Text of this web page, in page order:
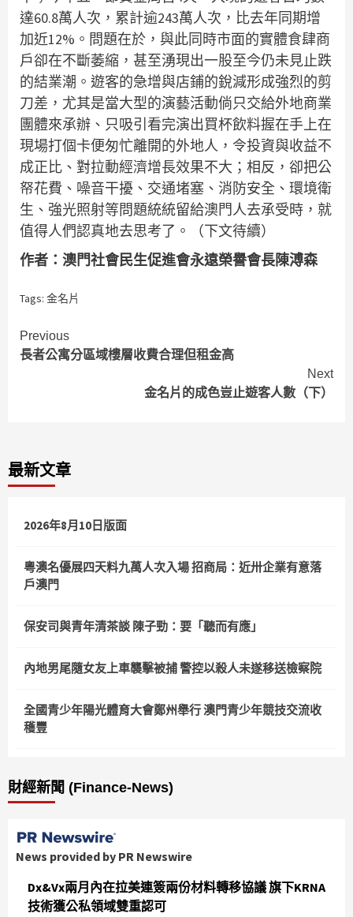
達60.8萬人次，累計逾243萬人次，比去年同期增
加近12%。問題在於，與此同時市面的實體食肆商
戶卻在不斷萎縮，甚至湧現出一股至今仍未見止跌
的結業潮。遊客的急增與店鋪的銳減形成強烈的剪
刀差，尤其是當大型的演藝活動倘只交給外地商業
團體來承辦、只吸引看完演出買杯飲料握在手上在
現場打個卡便匆忙離開的外地人，令投資與收益不
成正比、對拉動經濟增長效果不大；相反，卻把公
帑花費、噪音干擾、交通堵塞、消防安全、環境衛
生、強光照射等問題統統留給澳門人去承受時，就
值得人們認真地去思考了。（下文待續）
作者：澳門社會民生促進會永遠榮譽會長陳溥森
Tags: 金名片
Continue
Reading
Previous
長者公寓分區域樓層收費合理但租金高
Next
金名片的成色豈止遊客人數（下）
最新文章
2026年8月10日版面
粵澳名優展四天料九萬人次入場 招商局：近卅企業有意落
戶澳門
保安司與青年清茶談 陳子勁：要「聽而有應」
內地男尾隨女友上車襲擊被捕 警控以殺人未遂移送檢察院
全國青少年陽光體育大會鄭州舉行 澳門青少年競技交流收
穫豐
財經新聞 (Finance-News)
News provided by PR Newswire
Dx&Vx兩月內在拉美連簽兩份材料轉移協議 旗下KRNA
技術獲公私領域雙重認可